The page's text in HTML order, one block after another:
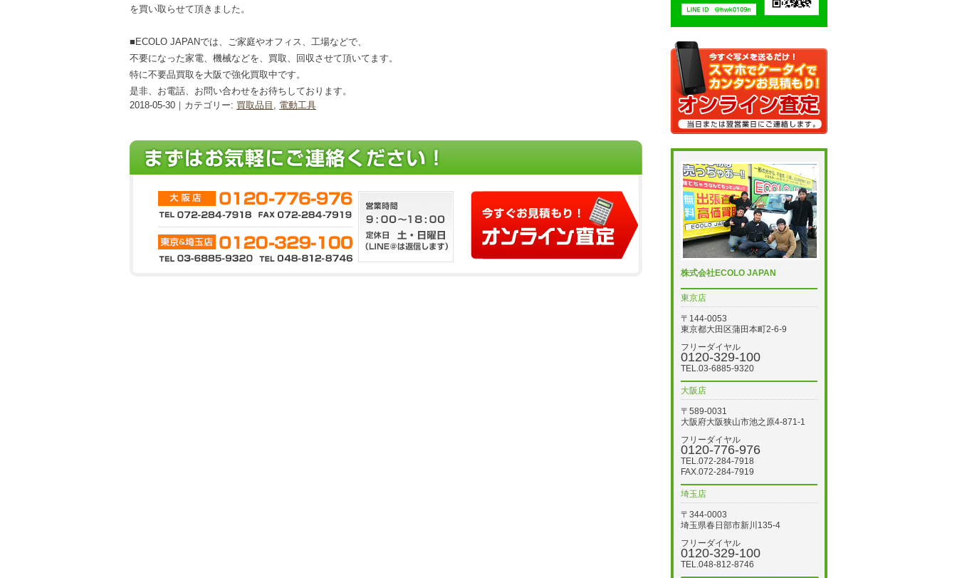
を買い取らせて頂きました。
■ECOLO JAPANでは、ご家庭やオフィス、工場などで、
不要になった家電、機械などを、買取、回収させて頂いてます。
特に不要品買取を大阪で強化買取中です。
是非、お電話、お問い合わせをお待ちしております。
2018-05-30｜カテゴリー: 買取品目 , 電動工具
株式会社ECOLO JAPAN
東京店
〒144-0053
東京都大田区蒲田本町2-6-9
フリーダイヤル
0120-329-100
TEL.03-6885-9320
大阪店
〒589-0031
大阪府大阪狭山市池之原4-871-1
フリーダイヤル
0120-776-976
TEL.072-284-7918
FAX.072-284-7919
埼玉店
〒344-0003
埼玉県春日部市新川135-4
フリーダイヤル
0120-329-100
TEL.048-812-8746